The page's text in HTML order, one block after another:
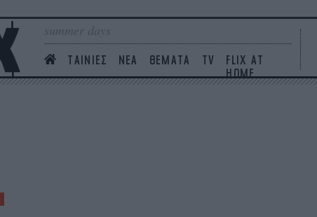
summer days
ΤΑΙΝΙΕΣ ΝΕΑ ΘΕΜΑΤΑ TV
FLIX AT
HOME